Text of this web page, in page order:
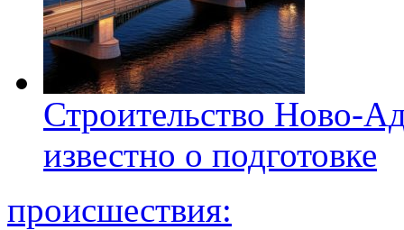
Строительство Ново-
известно о подготовке
происшествия: